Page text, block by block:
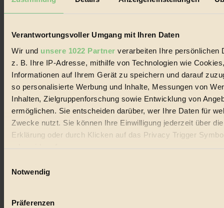
Verantwortungsvoller Umgang mit Ihren Daten
Wir und unsere 1022 Partner verarbeiten Ihre persönlichen
z. B. Ihre IP-Adresse, mithilfe von Technologien wie
Informationen auf Ihrem Gerät zu speichern und darauf
so personalisierte Werbung und Inhalte, Messungen von
Inhalten, Zielgruppenforschung sowie Entwicklung von
ermöglichen. Sie entscheiden darüber, wer Ihre Daten für
Zwecke nutzt. Sie können Ihre Einwilligung jederzeit über
Erklärung oder durch Klicken auf das Privacy Trigger
oder widerrufen
Wenn Sie es erlauben, würden wir auch gerne:
Notwendig
Präferenzen
Biorama steht für einen nachhaltigen Lebensstil und bewussten
und Produkte, ein Leitfaden im schnell wachsenden Markt des
alternativer Energien.
Social Media
22.601 Fans auf Facebook
3.415 Follower auf Twitter
Folge uns auf Instagram
Themen
Bio
Nachhaltigkeit